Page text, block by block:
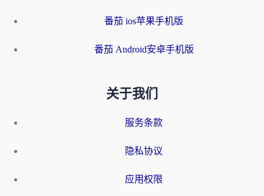
番茄 ios苹果手机版
番茄 Android安卓手机版
关于我们
服务条款
隐私协议
应用权限